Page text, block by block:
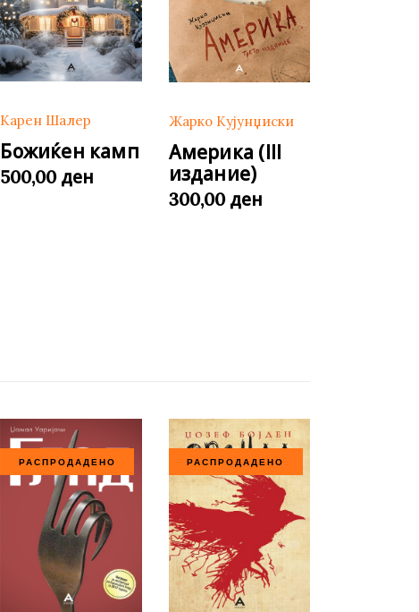
Карен Шалер
Божиќен камп
500,00 ден
Жарко Кујунџиски
Америка (III
издание)
300,00 ден
РАСПРОДАДЕНО РАСПРОДАДЕНО